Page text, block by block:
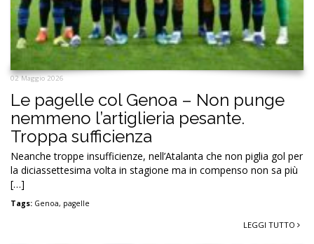
02 Maggio 2026
Le pagelle col Genoa – Non punge
nemmeno l’artiglieria pesante.
Troppa sufficienza
Neanche troppe insufficienze, nell’Atalanta che non piglia gol per
la diciassettesima volta in stagione ma in compenso non sa più
[…]
Tags: Genoa, pagelle
LEGGI TUTTO